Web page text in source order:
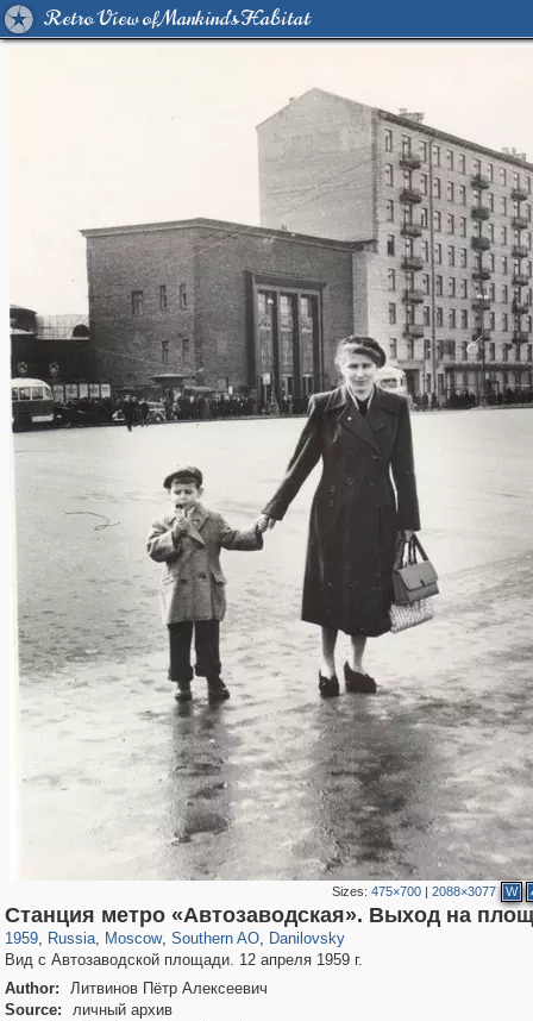
Retro View of Mankind's Habitat
Sizes: 475×700| 2088×3077 W
Станция метро «Автозаводская». Выход на
1959, Russia
1,406,144 29,243
, Moscow
319,779 8,286
, Southern AO
21,637 390
, Danilovsky
5,921 116
Вид с Автозаводской площади. 12 апреля 1959 г.
Author:
Литвинов Пётр Алексеевич
Source:
личный архив